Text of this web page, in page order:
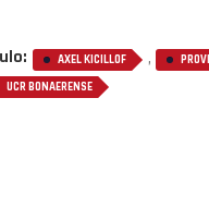
AXEL KICILLOF ,
UCR BONAERENSE